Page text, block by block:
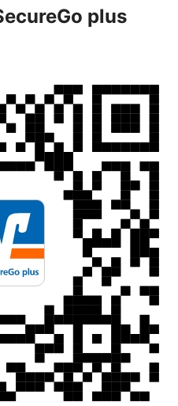
plus